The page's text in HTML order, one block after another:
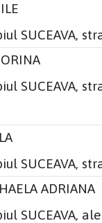
SUCEAVA,
SUCEAVA,
SUCEAVA,
ADRIANA
SUCEAVA,